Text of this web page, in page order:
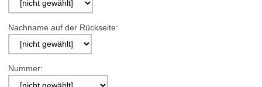
Nachname auf der Rückseite:
Nummer: